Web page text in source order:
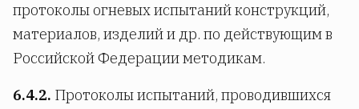
протоколы огневых испытаний конструкций,
материалов, изделий и др. по действующим в
Российской Федерации методикам.
6.4.2. Протоколы испытаний, проводившихся